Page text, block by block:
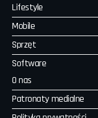
Lifestyle
Mobile
Sprzęt
Software
O nas
Patronaty medialne